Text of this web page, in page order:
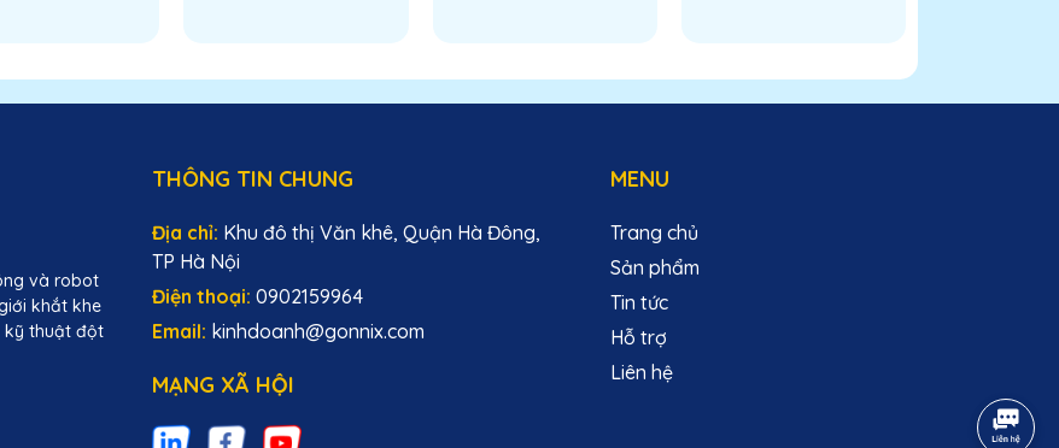
và robot
khắt khe
kỹ thuật đột
THÔNG TIN CHUNG
Địa chỉ: Khu đô thị Văn khê, Quận Hà Đông,
TP Hà Nội
Điện thoại: 0902159964
Email: kinhdoanh@gonnix.com
MẠNG XÃ HỘI
MENU
Trang chủ
Sản phẩm
Tin tức
Hỗ trợ
Liên hệ